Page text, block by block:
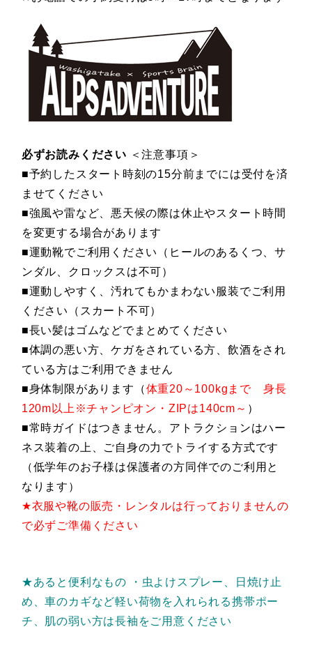
必ずお読みください ＜注意事項＞
■予約したスタート時刻の15分前までには受付を済
ませてください
■強風や雷など、悪天候の際は休止やスタート時間
を変更する場合があります
■運動靴でご利用ください（ヒールのあるくつ、サ
ンダル、クロックスは不可）
■運動しやすく、汚れてもかまわない服装でご利用
ください（スカート不可）
■長い髪はゴムなどでまとめてください
■体調の悪い方、ケガをされている方、飲酒をされ
ている方はご利用できません
■身体制限があります（体重20～100kgまで 身長
120m以上※チャンピオン・ZIPは140cm～ ）
■常時ガイドはつきません。アトラクションはハー
ネス装着の上、ご自身の力でトライする方式です
（低学年のお子様は保護者の方同伴でのご利用と
なります）
★衣服や靴の販売・レンタルは行っておりませんの
で必ずご準備ください
★あると便利なもの
・虫よけスプレー、日焼け止
め、車のカギなど軽い荷物を入れられる携帯ポー
チ、肌の弱い方は長袖をご用意ください